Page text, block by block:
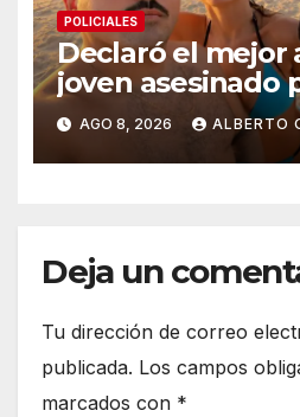
POLICIALES
Declaró el mejor
joven asesinado
en Chaco: “Le
que la dejara, él
AGO 8, 2026 ALBERTO
Deja un
Tu dirección de correo
publicada. Los campos
marcados con *